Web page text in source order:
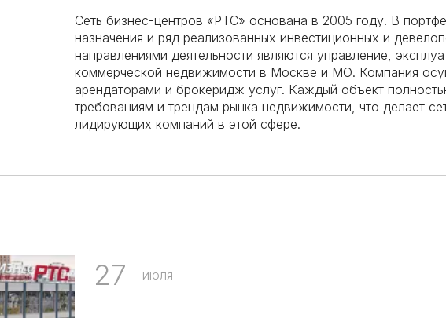
Сеть бизнес-центров «РТС» основана в 2005 году. В
назначения и ряд реализованных инвестиционных и
направлениями деятельности являются управление,
коммерческой недвижимости в Москве и МО. Компания
арендаторами и брокеридж услуг. Каждый объект
требованиям и трендам рынка недвижимости, что делает
лидирующих компаний в этой сфере.
27 июля